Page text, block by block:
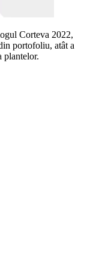
Corteva 2022,
portofoliu, atât a
plantelor.